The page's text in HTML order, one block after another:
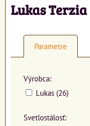
Lukas Terzia
Parametre
Výrobca:
Lukas (26)
Svetlostálosť: